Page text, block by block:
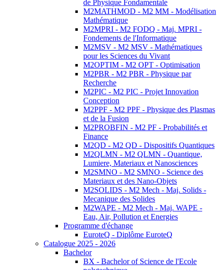
de Physique Fondamentale
M2MATHMOD - M2 MM - Modélisation
Mathématique
M2MPRI - M2 FODQ - Maj. MPRI -
Fondements de l'Informatique
M2MSV - M2 MSV - Mathématiques
pour les Sciences du Vivant
M2OPTIM - M2 OPT - Optimisation
M2PBR - M2 PBR - Physique par
Recherche
M2PIC - M2 PIC - Projet Innovation
Conception
M2PPF - M2 PPF - Physique des Plasmas
et de la Fusion
M2PROBFIN - M2 PF - Probabilités et
Finance
M2QD - M2 QD - Dispositifs Quantiques
M2QLMN - M2 QLMN - Quantique,
Lumiere, Materiaux et Nanosciences
M2SMNO - M2 SMNO - Science des
Materiaux et des Nano-Objets
M2SOLIDS - M2 Mech - Maj. Solids -
Mecanique des Solides
M2WAPE - M2 Mech - Maj. WAPE -
Eau, Air, Pollution et Energies
Programme d'échange
EuroteQ - Diplôme EuroteQ
Catalogue 2025 - 2026
Bachelor
BX - Bachelor of Science de l'Ecole